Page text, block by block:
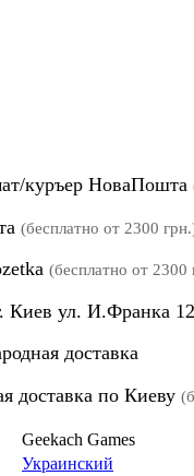
куръер НоваПошта
(бесплатно от 2300
(бесплатно от 2300
Киев ул. И.Франка 12
доставка
доставка по Киеву
Geekach Games
Украинский